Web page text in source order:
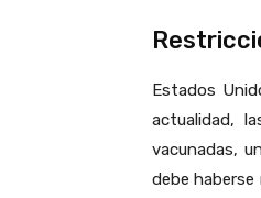
Estados
actualidad,
vacunadas,
debe haberse